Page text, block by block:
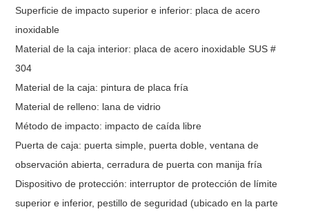
Superficie de impacto superior e inferior: placa de acero
inoxidable
Material de la caja interior: placa de acero inoxidable SUS #
304
Material de la caja: pintura de placa fría
Material de relleno: lana de vidrio
Método de impacto: impacto de caída libre
Puerta de caja: puerta simple, puerta doble, ventana de
observación abierta, cerradura de puerta con manija fría
Dispositivo de protección: interruptor de protección de límite
superior e inferior, pestillo de seguridad (ubicado en la parte